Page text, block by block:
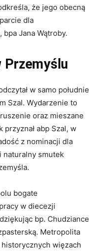
że jego obecną
dla
Jana Wątroby.
Przemyślu
w samo południe
Szal. Wydarzenie to
oraz mieszane
abp Szal, w
z nominacji dla
naturalny smutek
bogate
w diecezji
bp. Chudziance
Metropolita
więzach